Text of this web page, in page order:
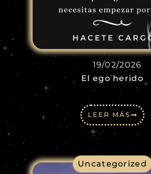
19/02/2026
El ego herido
LEER MÁS
Uncategorized